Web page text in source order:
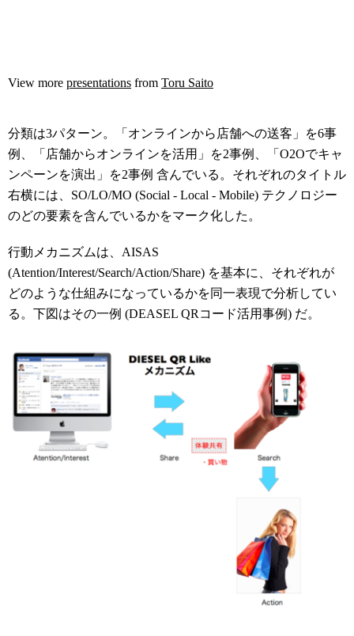
View more presentations from Toru Saito
分類は3パターン。「オンラインから店舗への送客」を6事
例、「店舗からオンラインを活用」を2事例、「O2Oでキャ
ンペーンを演出」を2事例 含んでいる。それぞれのタイトル
右横には、SO/LO/MO (Social - Local - Mobile) テクノロジー
のどの要素を含んでいるかをマーク化した。
行動メカニズムは、AISAS
(Atention/Interest/Search/Action/Share) を基本に、それぞれが
どのような仕組みになっているかを同一表現で分析してい
る。下図はその一例 (DEASEL QRコード活用事例) だ。